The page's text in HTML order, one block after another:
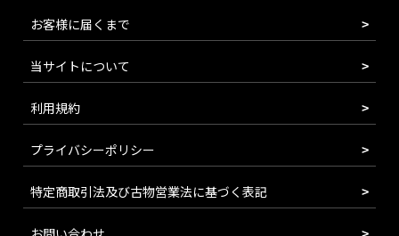
お客様に届くまで
当サイトについて
利用規約
プライバシーポリシー
特定商取引法及び古物営業法に基づく表記